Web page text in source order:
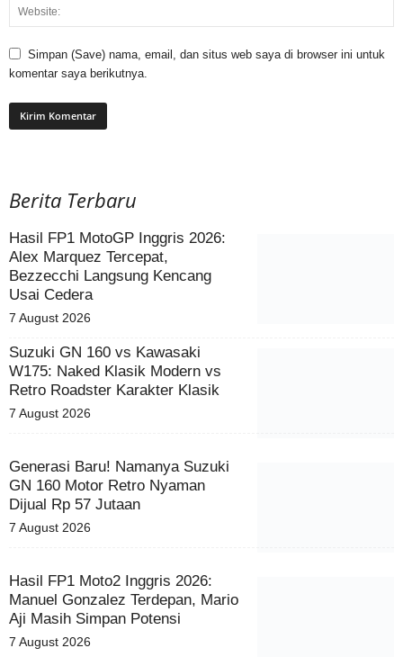
Simpan (Save) nama, email, dan situs web saya di browser ini untuk
komentar saya berikutnya.
Berita Terbaru
Hasil FP1 MotoGP Inggris 2026:
Alex Marquez Tercepat,
Bezzecchi Langsung Kencang
Usai Cedera
7 August 2026
Suzuki GN 160 vs Kawasaki
W175: Naked Klasik Modern vs
Retro Roadster Karakter Klasik
7 August 2026
Generasi Baru! Namanya Suzuki
GN 160 Motor Retro Nyaman
Dijual Rp 57 Jutaan
7 August 2026
Hasil FP1 Moto2 Inggris 2026:
Manuel Gonzalez Terdepan, Mario
Aji Masih Simpan Potensi
7 August 2026